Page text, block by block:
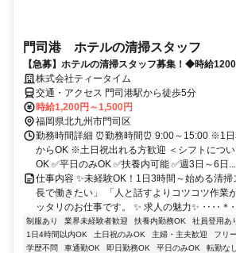
門司港 ホテルの清掃スタッフ
【急募】ホテルの清掃スタッフ募集！◆時給
株式会社ティータイム
交通・アクセス 門司港駅から徒歩5分
時給1,200円～1,500円
福岡県北九州市門司区
勤務時間詳細 ⏰勤務時間⏰ 9:00～15:00 ※1
からOK ※土日祝出れる方歓迎 ＜シフトについ
OK ✅平日のみOK ✅扶養内可能 ✅週3日～6日...
仕事内容 ✨未経験OK！1日3時間～始める清掃
長で働きたい」 「人と話すよりコツコツ作業
ッタリのお仕事です。 ✨ 求人の魅力✨ ‥‥
制服あり 業界未経験者歓迎 扶養内勤務OK 社員登用あ
1日4時間以内OK
土日祝のみOK 主婦・主夫歓迎 フリ
学歴不問
車通勤OK 即日勤務OK 平日のみOK 転勤なし